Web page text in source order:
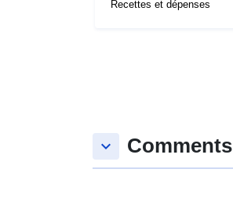
Recettes et dépenses
keyboard_arrow_down Comments